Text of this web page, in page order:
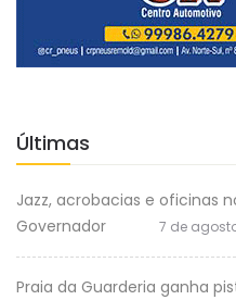
Últimas
Jazz, acrobacias e oficinas
Governador
7 de
Praia da Guarderia ganha